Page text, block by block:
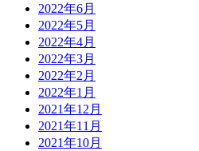
2022年6月
2022年5月
2022年4月
2022年3月
2022年2月
2022年1月
2021年12月
2021年11月
2021年10月